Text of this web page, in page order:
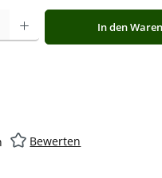
Gib den gewünschten Wert ein
In den
Bewerten